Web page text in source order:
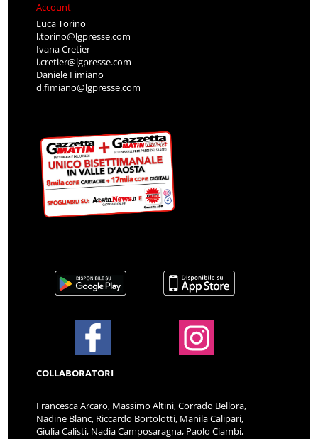
Account
Luca Torino
l.torino@lgpresse.com
Ivana Cretier
i.cretier@lgpresse.com
Daniele Fimiano
d.fimiano@lgpresse.com
COLLABORATORI
Francesca Arcaro, Massimo Altini, Corrado Bellora,
Nadine Blanc, Riccardo Bortolotti, Manila Calipari,
Giulia Calisti, Nadia Camposaragna, Paolo Ciambi,